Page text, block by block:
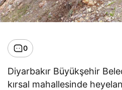
0
Diyarbakır Büyükşehir
kırsal mahallesinde